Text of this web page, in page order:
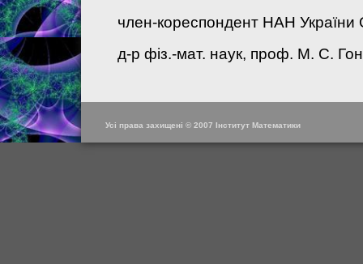
член-кореспондент НАН України
д-р фiз.-мат. наук, проф. М. С.
Усі права захищені © 2007 Інститут Математики